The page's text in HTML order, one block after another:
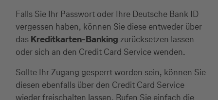
Falls Sie Ihr Passwort oder Ihre Deutsche Bank ID
vergessen haben, können Sie diese entweder über
das Kreditkarten-Banking zurücksetzen lassen
oder sich an den Credit Card Service wenden.
Sollte Ihr Zugang gesperrt worden sein, können Sie
diesen ebenfalls über den Credit Card Service
wieder freischalten lassen. Rufen Sie einfach die